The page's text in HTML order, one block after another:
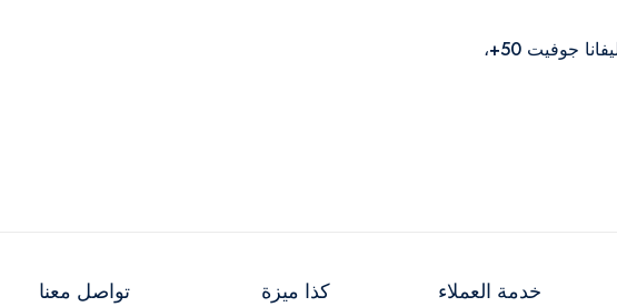
جل كريم الوقاية من الشمس إيليفانا جوفيت 50+،
خدمة العملاء كذا ميزة تواصل معنا